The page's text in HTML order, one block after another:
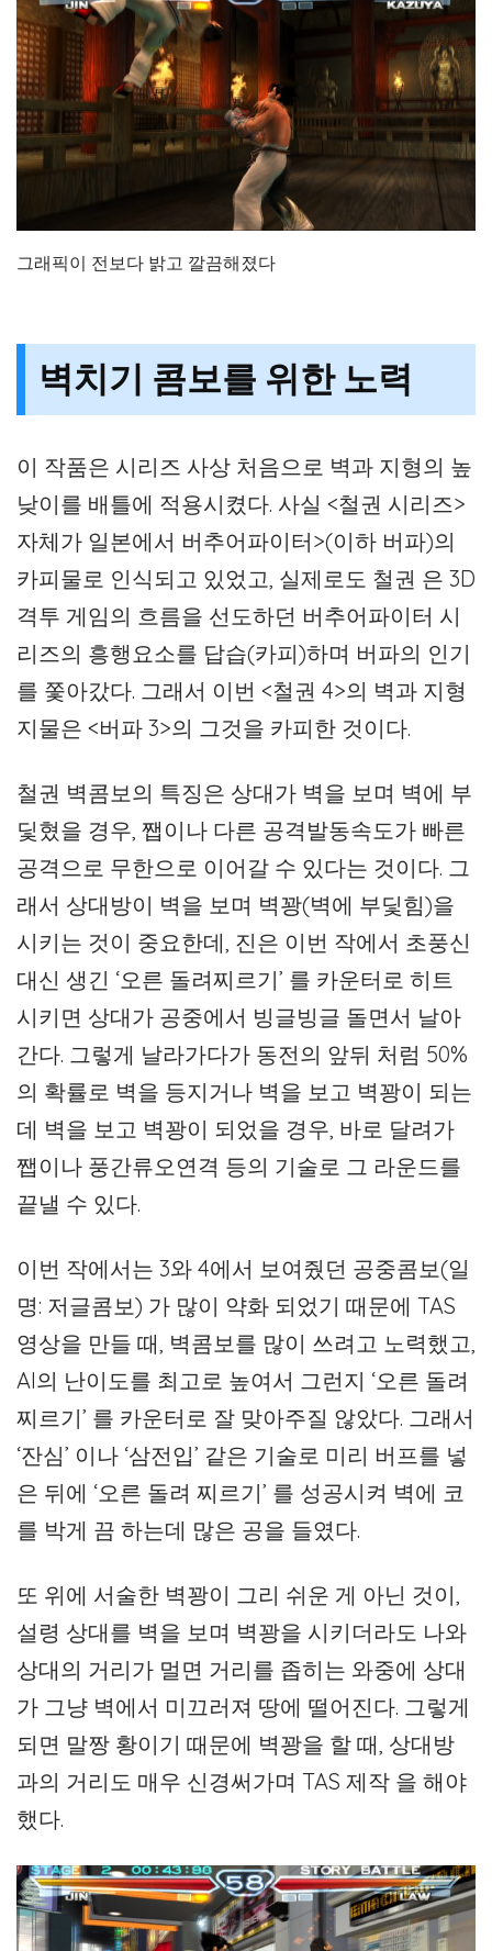
그래픽이 전보다 밝고 깔끔해졌다
벽치기 콤보를 위한 노력
이 작품은 시리즈 사상 처음으로 벽과 지형의 높
낮이를 배틀에 적용시켰다. 사실 <철권 시리즈>
자체가 일본에서 버추어파이터>(이하 버파)의
카피물로 인식되고 있었고, 실제로도 철권 은 3D
격투 게임의 흐름을 선도하던 버추어파이터 시
리즈의 흥행요소를 답습(카피)하며 버파의 인기
를 쫓아갔다. 그래서 이번 <철권 4>의 벽과 지형
지물은 <버파 3>의 그것을 카피한 것이다.
철권 벽콤보의 특징은 상대가 벽을 보며 벽에 부
딫혔을 경우, 쨉이나 다른 공격발동속도가 빠른
공격으로 무한으로 이어갈 수 있다는 것이다. 그
래서 상대방이 벽을 보며 벽꽝(벽에 부딫힘)을
시키는 것이 중요한데, 진은 이번 작에서 초풍신
대신 생긴 ‘오른 돌려찌르기’ 를 카운터로 히트
시키면 상대가 공중에서 빙글빙글 돌면서 날아
간다. 그렇게 날라가다가 동전의 앞뒤 처럼 50%
의 확률로 벽을 등지거나 벽을 보고 벽꽝이 되는
데 벽을 보고 벽꽝이 되었을 경우, 바로 달려가
쨉이나 풍간류오연격 등의 기술로 그 라운드를
끝낼 수 있다.
이번 작에서는 3와 4에서 보여줬던 공중콤보(일
명: 저글콤보) 가 많이 약화 되었기 때문에 TAS
영상을 만들 때, 벽콤보를 많이 쓰려고 노력했고,
AI의 난이도를 최고로 높여서 그런지 ‘오른 돌려
찌르기’ 를 카운터로 잘 맞아주질 않았다. 그래서
‘잔심’ 이나 ‘삼전입’ 같은 기술로 미리 버프를 넣
은 뒤에 ‘오른 돌려 찌르기’ 를 성공시켜 벽에 코
를 박게 끔 하는데 많은 공을 들였다.
또 위에 서술한 벽꽝이 그리 쉬운 게 아닌 것이,
설령 상대를 벽을 보며 벽꽝을 시키더라도 나와
상대의 거리가 멀면 거리를 좁히는 와중에 상대
가 그냥 벽에서 미끄러져 땅에 떨어진다. 그렇게
되면 말짱 황이기 때문에 벽꽝을 할 때, 상대방
과의 거리도 매우 신경써가며 TAS 제작 을 해야
했다.